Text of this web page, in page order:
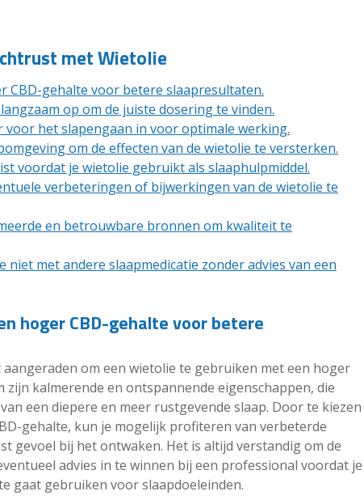
met Wietolie
CBD-gehalte voor betere slaapresultaten.
op om de juiste dosering te vinden.
voor het slapengaan in voor optimale werking.
om de effecten van de wietolie te versterken.
voordat je wietolie gebruikt als slaaphulpmiddel.
verbeteringen of bijwerkingen van de wietolie te
en betrouwbare bronnen om kwaliteit te
met andere slaapmedicatie zonder advies van een
hoger CBD-gehalte voor betere
om een wietolie te gebruiken met een hoger
zijn kalmerende en ontspannende eigenschappen, die
een diepere en meer rustgevende slaap. Door te kiezen
gehalte, kun je mogelijk profiteren van verbeterde
gevoel bij het ontwaken. Het is altijd verstandig om de
advies in te winnen bij een professional voordat je
gaat gebruiken voor slaapdoeleinden.